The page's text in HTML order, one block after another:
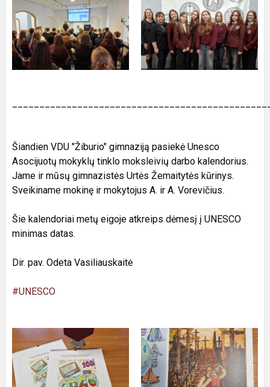
Šiandien VDU "Žiburio" gimnaziją pasiekė Unesco
Asocijuotų mokyklų tinklo moksleivių darbo kalendorius.
Jame ir mūsų gimnazistės Urtės Žemaitytės kūrinys.
Sveikiname mokinę ir mokytojus A. ir A. Vorevičius.
Šie kalendoriai metų eigoje atkreips dėmesį į UNESCO
minimas datas.
Dir. pav. Odeta Vasiliauskaitė
#UNESCO